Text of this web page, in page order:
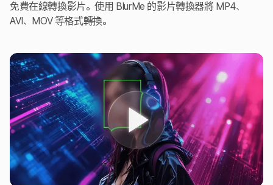
免費在線轉換影片。使用 BlurMe 的影片轉換器將 MP4、
AVI、MOV 等格式轉換。